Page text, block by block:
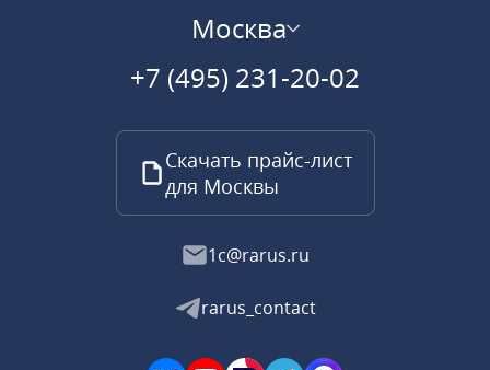
Москва
+7 (495) 231-20-02
Скачать прайс-лист
для Москвы
1c@rarus.ru
rarus_contact